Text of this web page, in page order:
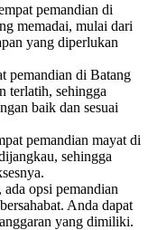
pemandian di
memadai, mulai dari
yang diperlukan
pemandian di Batang
terlatih, sehingga
baik dan sesuai
pemandian mayat di
sehingga
opsi pemandian
Anda dapat
yang dimiliki.